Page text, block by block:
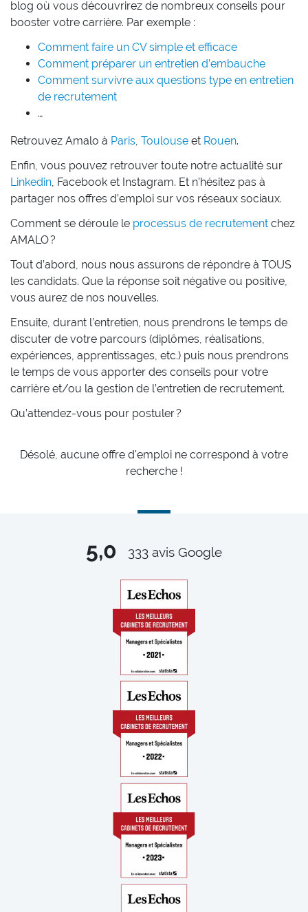
blog où vous découvrirez de nombreux conseils pour
booster votre carrière. Par exemple :
Comment faire un CV simple et efficace
Comment préparer un entretien d’embauche
Comment survivre aux questions type en entretien
de recrutement
…
Retrouvez Amalo à Paris, Toulouse et Rouen.
Enfin, vous pouvez retrouver toute notre actualité sur
Linkedin, Facebook et Instagram. Et n’hésitez pas à
partager nos offres d’emploi sur vos réseaux sociaux.
Comment se déroule le processus de recrutement chez
AMALO ?
Tout d’abord, nous nous assurons de répondre à TOUS
les candidats. Que la réponse soit négative ou positive,
vous aurez de nos nouvelles.
Ensuite, durant l’entretien, nous prendrons le temps de
discuter de votre parcours (diplômes, réalisations,
expériences, apprentissages, etc.) puis nous prendrons
le temps de vous apporter des conseils pour votre
carrière et/ou la gestion de l’entretien de recrutement.
Qu’attendez-vous pour postuler ?
Désolé, aucune offre d'emploi ne correspond à votre
recherche !
5,0 333 avis Google